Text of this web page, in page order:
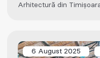
Arhitectură din
6 August 2025